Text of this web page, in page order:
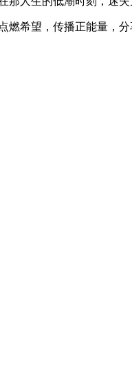
燃希望，传播正能量，